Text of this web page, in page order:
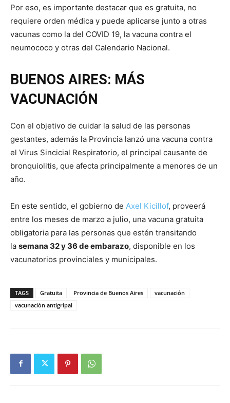
Por eso, es importante destacar que es gratuita, no
requiere orden médica y puede aplicarse junto a otras
vacunas como la del COVID 19, la vacuna contra el
neumococo y otras del Calendario Nacional.
BUENOS AIRES: MÁS
VACUNACIÓN
Con el objetivo de cuidar la salud de las personas
gestantes, además la Provincia lanzó una vacuna contra
el Virus Sincicial Respiratorio, el principal causante de
bronquiolitis, que afecta principalmente a menores de un
año.
En este sentido, el gobierno de Axel Kicillof, proveerá
entre los meses de marzo a julio, una vacuna gratuita
obligatoria para las personas que estén transitando
la semana 32 y 36 de embarazo, disponible en los
vacunatorios provinciales y municipales.
TAGS Gratuita Provincia de Buenos Aires
vacunación
vacunación antigripal